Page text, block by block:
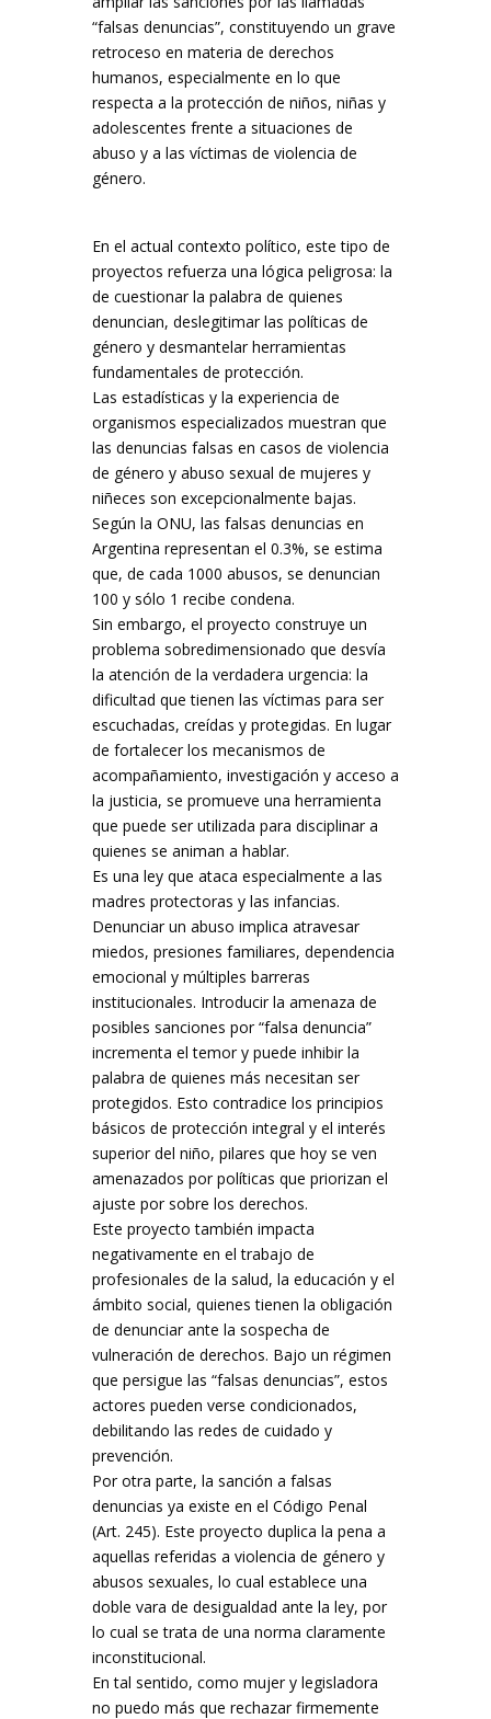
“falsas denuncias”, constituyendo un grave
retroceso en materia de derechos
humanos, especialmente en lo que
respecta a la protección de niños, niñas y
adolescentes frente a situaciones de
abuso y a las víctimas de violencia de
género.
En el actual contexto político, este tipo de
proyectos refuerza una lógica peligrosa: la
de cuestionar la palabra de quienes
denuncian, deslegitimar las políticas de
género y desmantelar herramientas
fundamentales de protección.
Las estadísticas y la experiencia de
organismos especializados muestran que
las denuncias falsas en casos de violencia
de género y abuso sexual de mujeres y
niñeces son excepcionalmente bajas.
Según la ONU, las falsas denuncias en
Argentina representan el 0.3%, se estima
que, de cada 1000 abusos, se denuncian
100 y sólo 1 recibe condena.
Sin embargo, el proyecto construye un
problema sobredimensionado que desvía
la atención de la verdadera urgencia: la
dificultad que tienen las víctimas para ser
escuchadas, creídas y protegidas. En lugar
de fortalecer los mecanismos de
acompañamiento, investigación y acceso a
la justicia, se promueve una herramienta
que puede ser utilizada para disciplinar a
quienes se animan a hablar.
Es una ley que ataca especialmente a las
madres protectoras y las infancias.
Denunciar un abuso implica atravesar
miedos, presiones familiares, dependencia
emocional y múltiples barreras
institucionales. Introducir la amenaza de
posibles sanciones por “falsa denuncia”
incrementa el temor y puede inhibir la
palabra de quienes más necesitan ser
protegidos. Esto contradice los principios
básicos de protección integral y el interés
superior del niño, pilares que hoy se ven
amenazados por políticas que priorizan el
ajuste por sobre los derechos.
Este proyecto también impacta
negativamente en el trabajo de
profesionales de la salud, la educación y el
ámbito social, quienes tienen la obligación
de denunciar ante la sospecha de
vulneración de derechos. Bajo un régimen
que persigue las “falsas denuncias”, estos
actores pueden verse condicionados,
debilitando las redes de cuidado y
prevención.
Por otra parte, la sanción a falsas
denuncias ya existe en el Código Penal
(Art. 245). Este proyecto duplica la pena a
aquellas referidas a violencia de género y
abusos sexuales, lo cual establece una
doble vara de desigualdad ante la ley, por
lo cual se trata de una norma claramente
inconstitucional.
En tal sentido, como mujer y legisladora
no puedo más que rechazar firmemente